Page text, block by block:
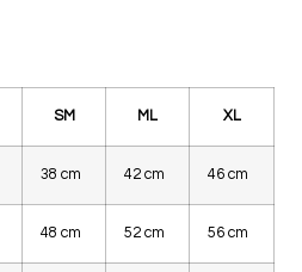
SM ML XL
38 cm 42 cm 46 cm
48 cm 52 cm 56 cm